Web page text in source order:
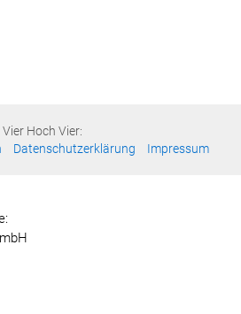
Vier Hoch Vier:
Datenschutzerklärung Impressum